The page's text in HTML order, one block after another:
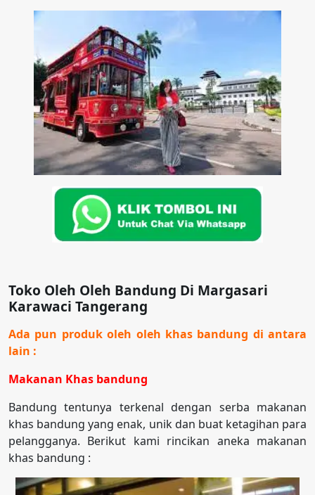
Toko Oleh Oleh Bandung Di Margasari
Karawaci Tangerang
Ada pun produk oleh oleh khas bandung di antara
lain :
Makanan Khas bandung
Bandung tentunya terkenal dengan serba makanan
khas bandung yang enak, unik dan buat ketagihan para
pelangganya. Berikut kami rincikan aneka makanan
khas bandung :